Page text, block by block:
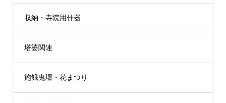
収納・寺院用什器
塔婆関連
施餓鬼壇・花まつり